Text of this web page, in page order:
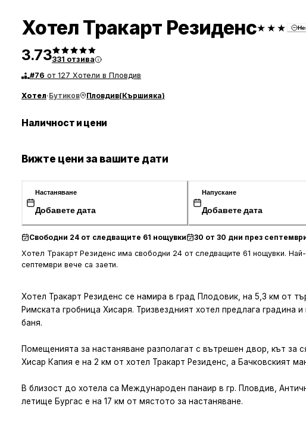
Хотел Тракарт Резиденс★★★
3.73331 отзива
#76 от 127 Хотели в Пловдив
Хотел·Бутиков Пловдив(Кършияка)
Наличност и цени
Вижте цени за вашите дати
Настаняване
Добавете дата
Напускане
Добавете дата
Свободни 24 от следващите 61 нощувки
30 от 30 дни през
Хотел Тракарт Резиденс има свободни 24 от следващите 61 нощувки.
септември вече са заети.
Хотел Тракарт Резиденс се намира в град Плодовик, на 5,3 км от
Римската гробница Хисаря. Тризвездният хотел предлага градина
баня.
Помещенията за настаняване разполагат с вътрешен двор, кът за
Хисар Капия е на 2 км от хотел Тракарт Резиденс, а Бачковският
В близост до хотела са Международен панаир в гр. Пловдив,
летище Бургас е на 17 км от мястото за настаняване.